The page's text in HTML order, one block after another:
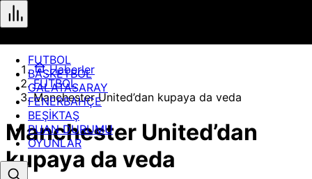
FUTBOL
BASKETBOL
GALATASARAY
FENERBAHÇE
BEŞİKTAŞ
PUAN DURUMU
OYUNLAR
Haberler
FUTBOL
Manchester United’dan kupaya da veda
Manchester United’dan
kupaya da veda